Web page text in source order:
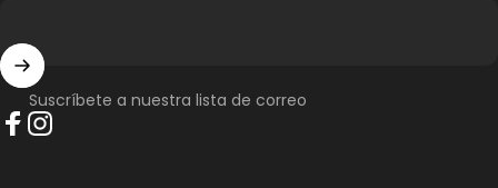
Suscríbete a nuestra lista de correo